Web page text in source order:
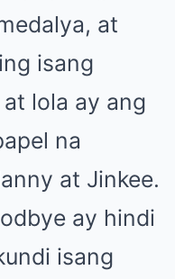
at
isang
lola ay ang
na
at Jinkee.
ay hindi
isang